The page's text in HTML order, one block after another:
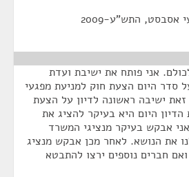
התש"ע-2009
אני פותח את ישיבת ועדת
סדר היום הצעת חוק למניעת מפגעי
התש"ע-2009. זאת ישיבה ראשונה לדיון על הצעת
היום היא בעיקר להציג את
אבקש בעיקר מנציגי המשרד
את הנושא. לאחר מכן אבקש מנציג
חברים נוספים ירצו להתבטא